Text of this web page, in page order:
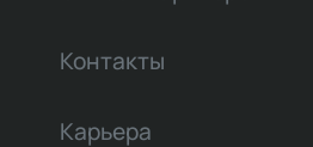
Контакты
Карьера